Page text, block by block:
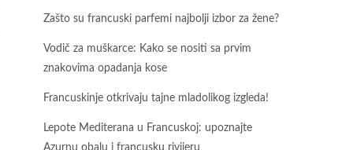
Zašto su francuski parfemi najbolji izbor za žene?
Vodič za muškarce: Kako se nositi sa prvim
znakovima opadanja kose
Francuskinje otkrivaju tajne mladolikog izgleda!
Lepote Mediterana u Francuskoj: upoznajte
Azurnu obalu i francusku rivijeru